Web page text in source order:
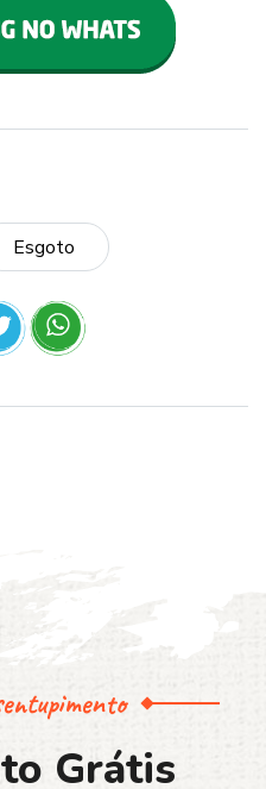
Esgoto
to Grátis